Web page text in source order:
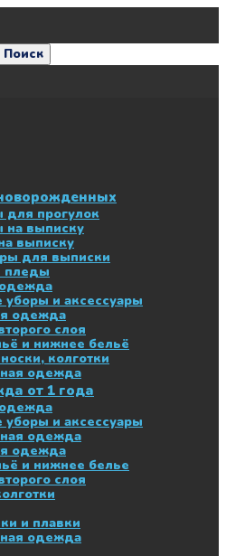
для прогулок
на выписку
выписку
для выписки
пледы
уборы и аксессуары
одежда
слоя
и нижнее бельё
колготки
одежда
от 1 года
уборы и аксессуары
одежда
одежда
и нижнее белье
слоя
и плавки
одежда